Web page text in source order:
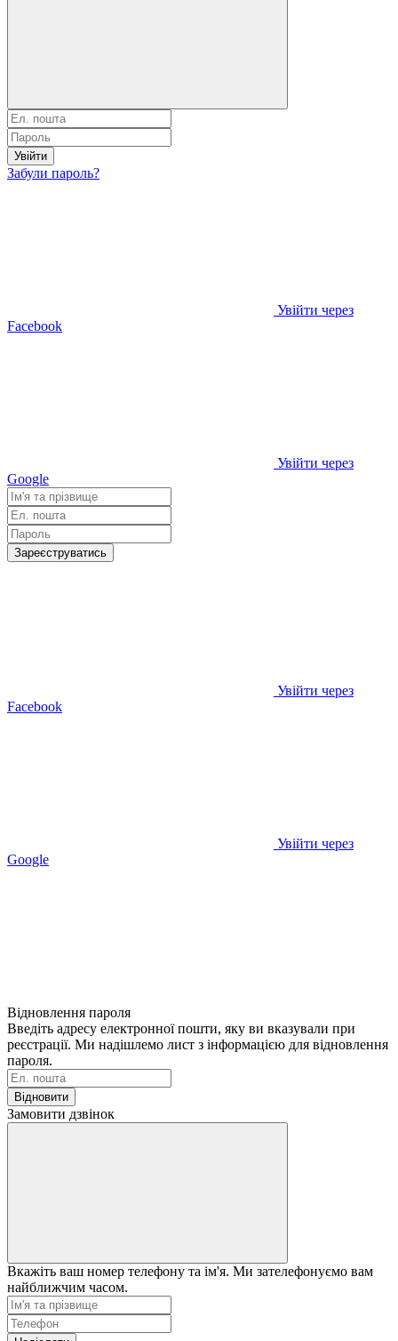
Увійти
Забули пароль?
Увійти через
Facebook
Увійти через
Google
Зареєструватись
Увійти через
Facebook
Увійти через
Google
Відновлення пароля
Введіть адресу електронної пошти, яку ви вказували при
реєстрації. Ми надішлемо лист з інформацією для відновлення
пароля.
Відновити
Замовити дзвінок
Вкажіть ваш номер телефону та ім'я. Ми зателефонуємо вам
найближчим часом.